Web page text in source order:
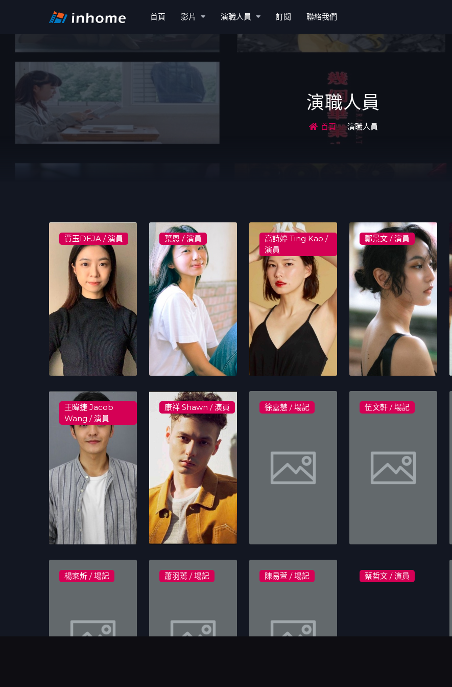
首頁 影片 演職人員 訂閱 聯絡我們
演職人員
首頁 演職人員
賈玉DEJA / 演員 葉恩 / 演員
高詩婷 Ting Kao /
演員
鄭景文 / 演員
王暐捷 Jacob
Wang / 演員
康祥 Shawn / 演員 徐嘉慧 / 場記 伍文軒 / 場記
楊寀炘 / 場記 蕭羽蔫 / 場記 陳易萱 / 場記 蔡哲文 / 演員